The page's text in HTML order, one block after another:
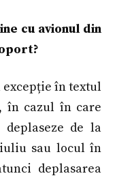
cu avionul din
excepție în textul
în cazul în care
de la
sau locul în
deplasarea